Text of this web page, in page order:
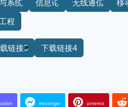
系统 信息论 无线通信 移
程
链接3 下载链接4
messenger pinterest